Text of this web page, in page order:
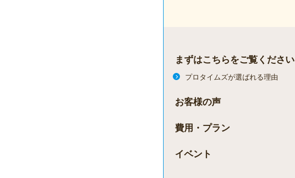
まずはこちらをご覧ください
プロタイムズが選ばれる理由
お客様の声
費用・プラン
イベント